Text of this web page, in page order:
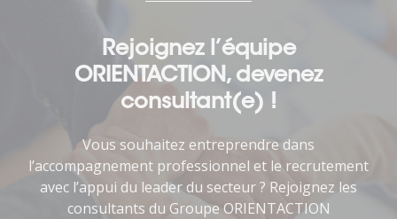
Rejoignez l’équipe
ORIENTACTION, devenez
consultant(e) !
Vous souhaitez entreprendre dans
l’accompagnement professionnel et le recrutement
avec l’appui du leader du secteur ? Rejoignez les
consultants du Groupe ORIENTACTION